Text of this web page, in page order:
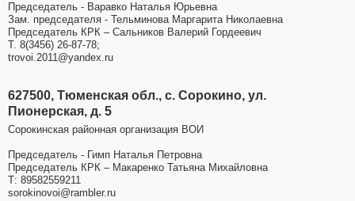
Председатель - Варавко Наталья Юрьевна
Зам. председателя - Тельминова Маргарита Николаевна
Председатель КРК – Сальников Валерий Гордеевич
Т. 8(3456) 26-87-78;
trovoi.2011@yandex.ru
627500, Тюменская обл., с. Сорокино, ул.
Пионерская, д. 5
Сорокинская районная организация ВОИ
Председатель - Гимп Наталья Петровна
Председатель КРК – Макаренко Татьяна Михайловна
Т: 89582559211
sorokinovoi@rambler.ru